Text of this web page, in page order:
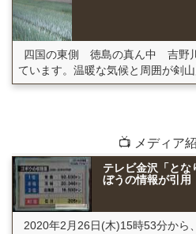
四国の東側 徳島の真ん中 吉野
ています。温暖な気候と周囲が剣山
📺 メディア
テレビ金沢「とな
ぼうの情報が引用
2020年2月26日(木)15時53分から